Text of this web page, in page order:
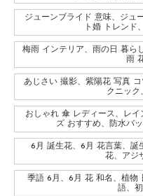
ジューンブライド 意味、ジュ
ト婚 トレンド
梅雨 インテリア、雨の日 暮ら
雨
あじさい 撮影、紫陽花 写真
クニック
おしゃれ 傘 レディース、レ
ズ おすすめ、防水バ
6月 誕生花、6月 花言葉、誕
花、アジ
季語 6月、6月 花 和名、植物
語、